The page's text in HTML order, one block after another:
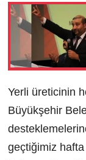
Yerli üreticinin
Büyükşehir
geçtiğimiz hafta